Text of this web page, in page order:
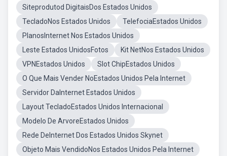
Siteprodutod DigitaisDos Estados Unidos
TecladoNos Estados Unidos
TelefociaEstados Unidos
PlanosInternet Nos Estados Unidos
Leste Estados UnidosFotos
Kit NetNos Estados Unidos
VPNEstados Unidos
Slot ChipEstados Unidos
O Que Mais Vender NoEstados Unidos Pela Internet
Servidor DaInternet Estados Unidos
Layout TecladoEstados Unidos Internacional
Modelo De ArvoreEstados Unidos
Rede DeInternet Dos Estados Unidos Skynet
Objeto Mais VendidoNos Estados Unidos Pela Internet